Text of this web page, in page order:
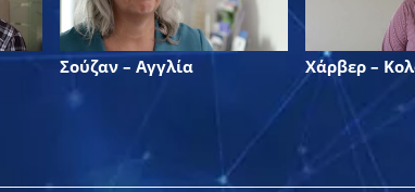
Σούζαν – Αγγλία Χάρβερ –